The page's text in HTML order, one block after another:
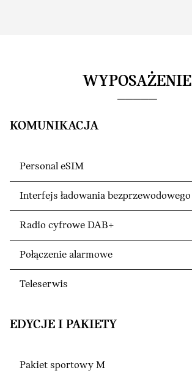
WYPOSAŻENIE
KOMUNIKACJA
Personal eSIM
Interfejs ładowania bezprzewodowego
Radio cyfrowe DAB+
Połączenie alarmowe
Teleserwis
EDYCJE I PAKIETY
Pakiet sportowy M